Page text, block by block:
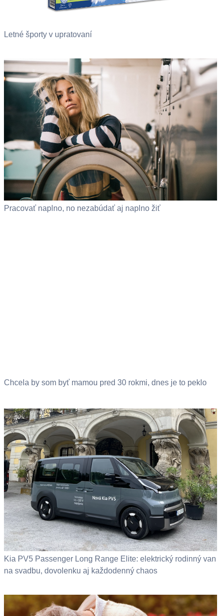
Letné športy v upratovaní
Pracovať naplno, no nezabúdať aj naplno žiť
Chcela by som byť mamou pred 30 rokmi, dnes je to peklo
Kia PV5 Passenger Long Range Elite: elektrický rodinný van
na svadbu, dovolenku aj každodenný chaos